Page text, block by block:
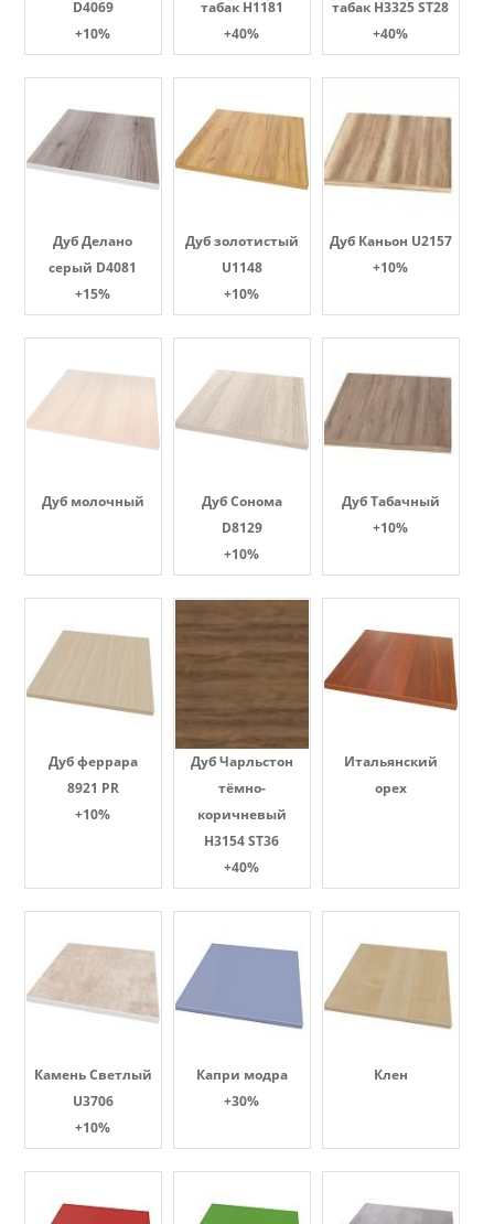
D4069
+10%
табак Н1181
+40%
табак H3325 ST28
+40%
Дуб Делано
серый D4081
+15%
Дуб золотистый
U1148
+10%
Дуб Каньон U2157
+10%
Дуб молочный
Дуб Сонома
D8129
+10%
Дуб Табачный
+10%
Дуб феррара
8921 PR
+10%
Дуб Чарльстон
тёмно-
коричневый
H3154 ST36
+40%
Итальянский
орех
Камень Светлый
U3706
+10%
Капри модра
+30%
Клен